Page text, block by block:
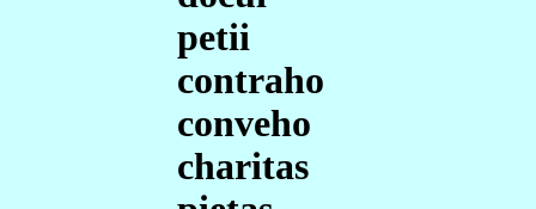
petii
contraho
conveho
charitas